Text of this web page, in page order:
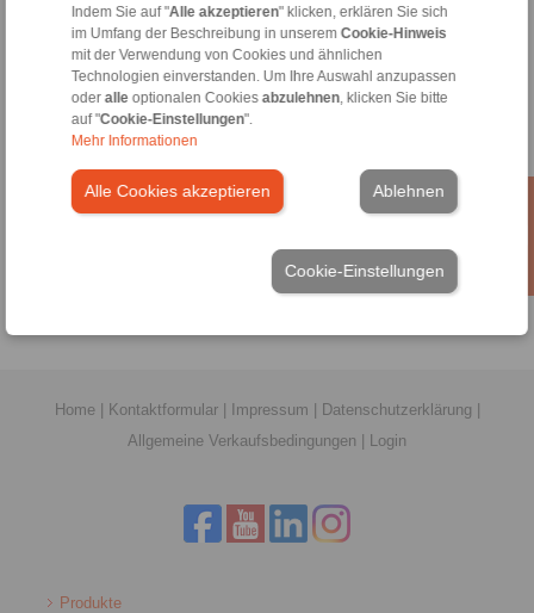
Indem Sie auf "Alle akzeptieren" klicken, erklären Sie sich
im Umfang der Beschreibung in unserem Cookie-Hinweis
mit der Verwendung von Cookies und ähnlichen
Technologien einverstanden. Um Ihre Auswahl anzupassen
oder alleoptionalen Cookies abzulehnen, klicken Sie bitte
auf "Cookie-Einstellungen".
Mehr Informationen
Alle Cookies akzeptieren Ablehnen
Cookie-Einstellungen
+43 2635 62446
info@ringspann.at
Technische Anfrage
Informationen
Home| Kontaktformular| Impressum Datenschutzerklärung
Allgemeine Verkaufsbedingungen
Login
Produkte